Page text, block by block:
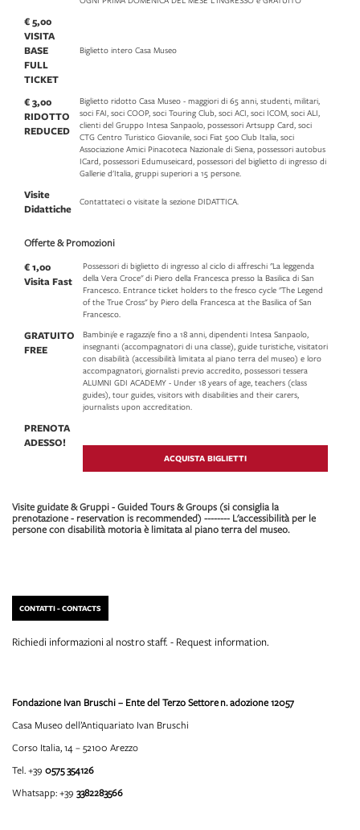
€ 5,00
VISITA
BASE
FULL
TICKET
Biglietto intero Casa Museo
€ 3,00
RIDOTTO
REDUCED
Biglietto ridotto Casa Museo - maggiori di 65 anni, studenti, militari,
soci FAI, soci COOP, soci Touring Club, soci ACI, soci ICOM, soci ALI,
clienti del Gruppo Intesa Sanpaolo, possessori Artsupp Card, soci
CTG Centro Turistico Giovanile, soci Fiat 500 Club Italia, soci
Associazione Amici Pinacoteca Nazionale di Siena, possessori autobus
ICard, possessori Edumuseicard, possessori del biglietto di ingresso di
Gallerie d'Italia, gruppi superiori a 15 persone.
Visite
Didattiche
Contattateci o visitate la sezione DIDATTICA.
Offerte & Promozioni
€ 1,00
Visita Fast
Possessori di biglietto di ingresso al ciclo di affreschi "La leggenda
della Vera Croce" di Piero della Francesca presso la Basilica di San
Francesco. Entrance ticket holders to the fresco cycle "The Legend
of the True Cross" by Piero della Francesca at the Basilica of San
Francesco.
GRATUITO
FREE
Bambini/e e ragazzi/e fino a 18 anni, dipendenti Intesa Sanpaolo,
insegnanti (accompagnatori di una classe), guide turistiche, visitatori
con disabilità (accessibilità limitata al piano terra del museo) e loro
accompagnatori, giornalisti previo accredito, possessori tessera
ALUMNI GDI ACADEMY - Under 18 years of age, teachers (class
guides), tour guides, visitors with disabilities and their carers,
journalists upon accreditation.
PRENOTA
ADESSO!
ACQUISTA BIGLIETTI
Visite guidate & Gruppi - Guided Tours & Groups (si consiglia la
prenotazione - reservation is recommended) -------- L'accessibilità per le
persone con disabilità motoria è limitata al piano terra del museo.
CONTATTI - CONTACTS
Richiedi informazioni al nostro staff. - Request information.
Fondazione Ivan Bruschi – Ente del Terzo Settoren. adozione 12057
Casa Museo dell’Antiquariato Ivan Bruschi
Corso Italia, 14 – 52100 Arezzo
Tel. +39 0575 354126
Whatsapp: +39 3382283566